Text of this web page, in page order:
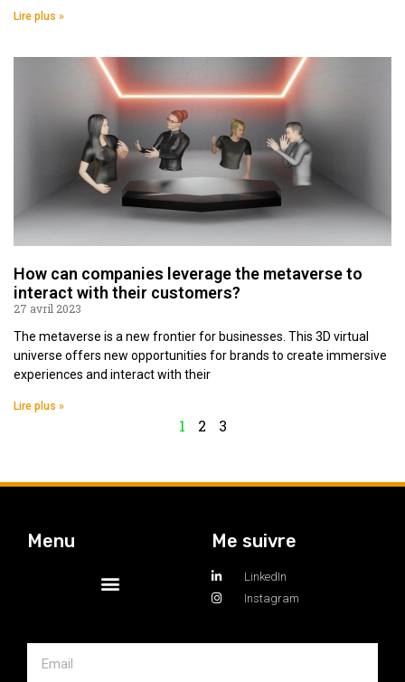
Lire plus »
How can companies leverage the metaverse to
interact with their customers?
27 avril 2023
The metaverse is a new frontier for businesses. This 3D virtual
universe offers new opportunities for brands to create immersive
experiences and interact with their
Lire plus »
1 2 3
Menu Me suivre
LinkedIn
Instagram